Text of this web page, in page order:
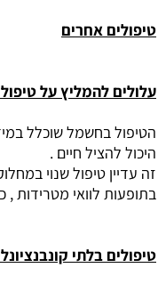
טיפולים אחרים
עלולים להמליץ על
הטיפול בחשמל שוכלל
היכול להציל חיים .
זה עדיין טיפול שנוי
בתופעות לוואי מטרידות ,
טיפולים בלתי